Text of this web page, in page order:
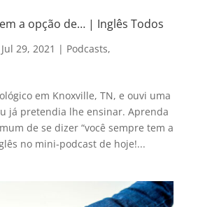
a opção de… | Inglês Todos
Jul 29, 2021 | Podcasts,
em Knoxville, TN, e ouvi uma
já pretendia lhe ensinar. Aprenda
de se dizer “você sempre tem a
no mini-podcast de hoje!...